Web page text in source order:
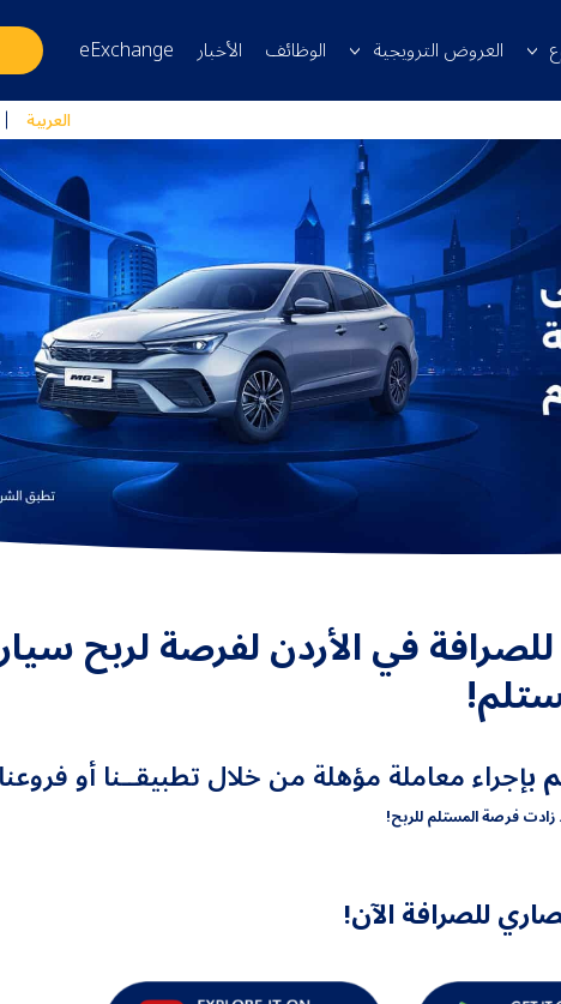
العروض الترويجية الوظائف الأخبار eExchange
العربية
إجراء معاملة مؤهلة من خلال تطبيقــنا أو
فرصة المستلم للربح!
للصرافة الآن!